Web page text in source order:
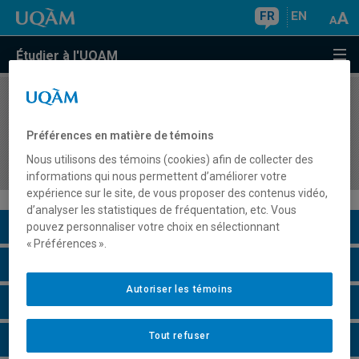
FR EN
Étudier à l'UQAM
COURS//
d'une deuxième discipline du domaine de
l'univers social
Description du cours
Horaire - Automne 2026
Préférences en matière de témoins
Nous utilisons des témoins (cookies) afin de collecter des
informations qui nous permettent d’améliorer votre
expérience sur le site, de vous proposer des contenus vidéo,
d’analyser les statistiques de fréquentation, etc. Vous
pouvez personnaliser votre choix en sélectionnant
« Préférences ».
Tout refuser
Autoriser les témoins